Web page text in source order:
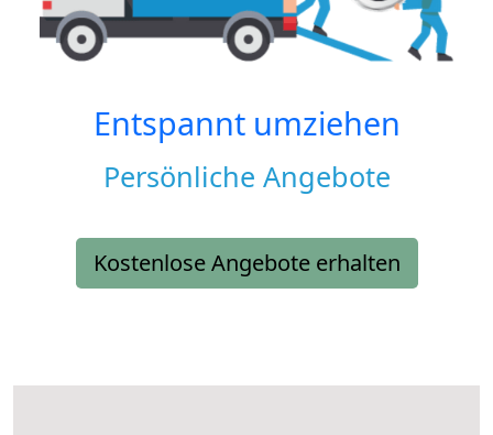
Entspannt umziehen
Persönliche Angebote
Kostenlose Angebote erhalten